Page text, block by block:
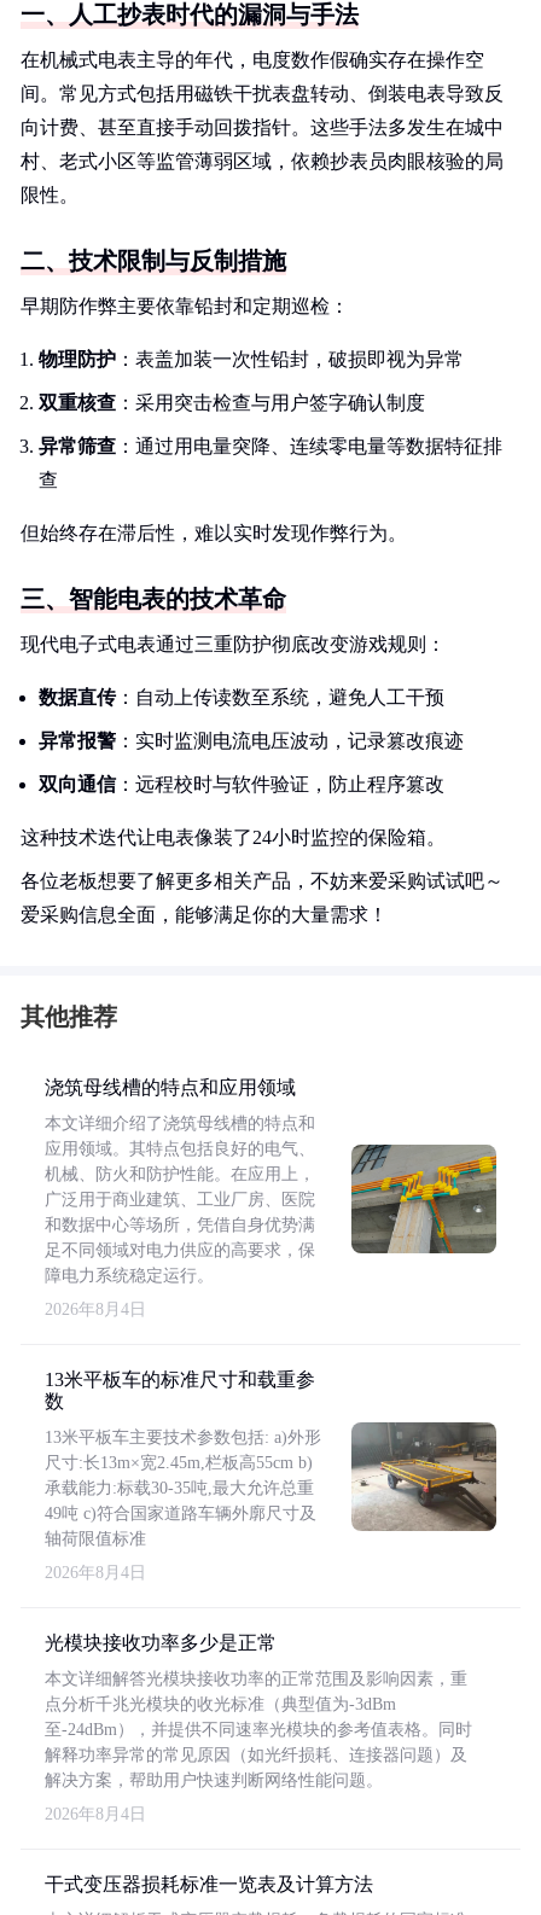
一、人工抄表时代的漏洞与手法
在机械式电表主导的年代，电度数作假确实存在操作空
间。常见方式包括用磁铁干扰表盘转动、倒装电表导致反
向计费、甚至直接手动回拨指针。这些手法多发生在城中
村、老式小区等监管薄弱区域，依赖抄表员肉眼核验的局
限性。
二、技术限制与反制措施
早期防作弊主要依靠铅封和定期巡检：
物理防护 ：表盖加装一次性铅封，破损即视为异常
双重核查 ：采用突击检查与用户签字确认制度
异常筛查 ：通过用电量突降、连续零电量等数据特征排
查
但始终存在滞后性，难以实时发现作弊行为。
三、智能电表的技术革命
现代电子式电表通过三重防护彻底改变游戏规则：
数据直传：自动上传读数至系统，避免人工干预
异常报警 ：实时监测电流电压波动，记录篡改痕迹
双向通信：远程校时与软件验证，防止程序篡改
这种技术迭代让电表像装了24小时监控的保险箱。
各位老板想要了解更多相关产品，不妨来爱采购试试吧～
爱采购信息全面，能够满足你的大量需求！
其他推荐
浇筑母线槽的特点和应用领域
本文详细介绍了浇筑母线槽的特点和
应用领域。其特点包括良好的电气、
机械、防火和防护性能。在应用上，
广泛用于商业建筑、工业厂房、医院
和数据中心等场所，凭借自身优势满
足不同领域对电力供应的高要求，保
障电力系统稳定运行。
2026年8月4日
13米平板车的标准尺寸和载重参
数
13米平板车主要技术参数包括: a)外形
尺寸:长13m×宽2.45m,栏板高55cm b)
承载能力:标载30-35吨,最大允许总重
49吨 c)符合国家道路车辆外廓尺寸及
轴荷限值标准
2026年8月4日
光模块接收功率多少是正常
本文详细解答光模块接收功率的正常范围及影响因素，重
点分析千兆光模块的收光标准（典型值为-3dBm
至-24dBm），并提供不同速率光模块的参考值表格。同时
解释功率异常的常见原因（如光纤损耗、连接器问题）及
解决方案，帮助用户快速判断网络性能问题。
2026年8月4日
干式变压器损耗标准一览表及计算方法